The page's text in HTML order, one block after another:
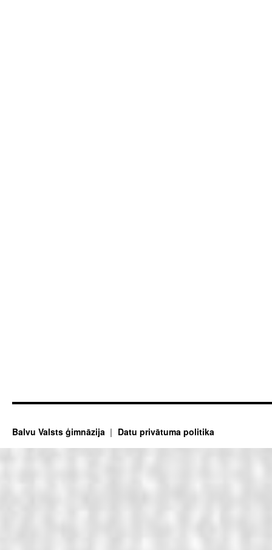
Balvu Valsts ģimnāzija Datu privātuma politika